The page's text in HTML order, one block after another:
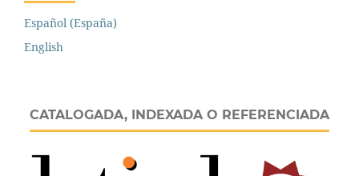
Español (España)
English
CATALOGADA, INDEXADA O REFERENCIADA